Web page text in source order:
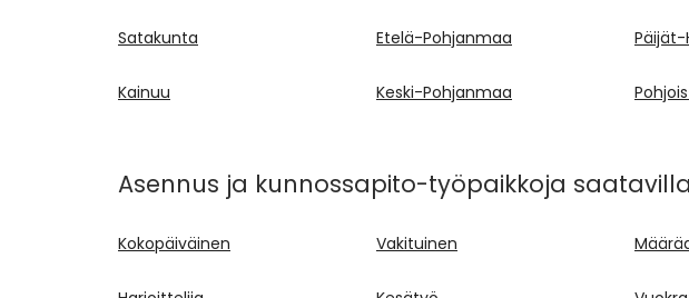
Satakunta Etelä-Pohjanmaa Päijät-
Kainuu Keski-Pohjanmaa
Asennus ja kunnossapito-työpaikkoja
Kokopäiväinen Vakituinen